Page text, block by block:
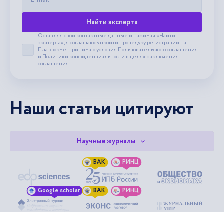
Найти эксперта
Принять пользовательское соглашение
Оставляя свои контактные данные и нажимая «Найти
эксперта», я соглашаюсь пройти процедуру регистрации на
Платформе, принимаю условия Пользовательского соглашения
и Политики конфиденциальности в целях заключения
соглашения.
Наши статьи цитируют
Научные журналы
ВАК РИНЦ
Google scholar ВАК РИНЦ